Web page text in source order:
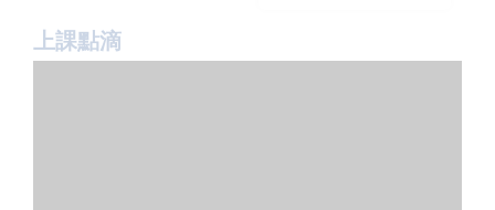
上課點滴